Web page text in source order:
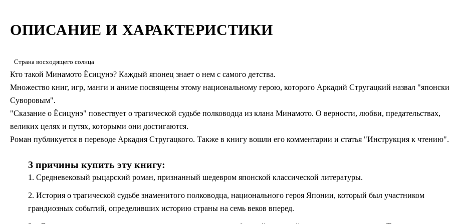
ОПИСАНИЕ И ХАРАКТЕРИСТИКИ
Страна восходящего солнца
Кто такой Минамото Ёсицунэ? Каждый японец знает о нем с самого детства.
Множество книг, игр, манги и аниме посвящены этому национальному герою, которого Аркадий Стругацкий назвал
Суворовым".
"Сказание о Ёсицунэ" повествует о трагической судьбе полководца из клана Минамото. О верности, любви, предательствах,
великих целях и путях, которыми они достигаются.
Роман публикуется в переводе Аркадия Стругацкого. Также в книгу вошли его комментарии и статья "Инструкция к чтению".
3 причины купить эту книгу:
1. Средневековый рыцарский роман, признанный шедевром японской классической литературы.
2. История о трагической судьбе знаменитого полководца, национального героя Японии, который был участником
грандиозных событий, определивших историю страны на семь веков вперед.